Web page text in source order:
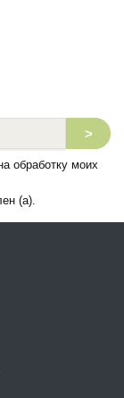
>
обработку моих
(а).